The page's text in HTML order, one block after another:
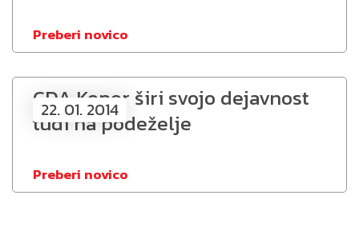
Preberi novico
22. 01. 2014
CDA Koper širi svojo dejavnost
tudi na podeželje
Preberi novico